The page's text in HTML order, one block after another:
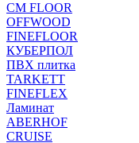
CM FLOOR
OFFWOOD
FINEFLOOR
КУБЕРПОЛ
ПВХ плитка
TARKETT
FINEFLEX
Ламинат
ABERHOF
CRUISE